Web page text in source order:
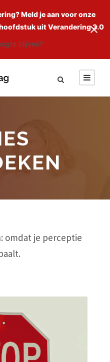
Meld je aan voor onze
uit Verandering 3.0
blijven?
omdat je perceptie